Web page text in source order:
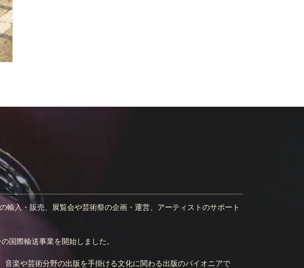
輸入・販売、展覧会や芸術祭の企画・運営、アーティストのサポート
国際輸送事業を開始しました。
音楽や芸術分野の出版を手掛ける文化に関わる出版のパイオニアで